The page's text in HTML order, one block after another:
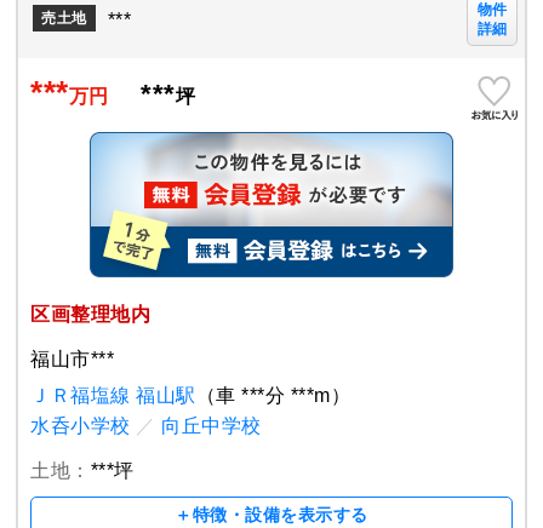
売土地 ***
物件
詳細
***万円 ***坪
区画整理地内
福山市***
ＪＲ福塩線 福山駅
（車 ***分 ***m）
水呑小学校 ／ 向丘中学校
土地： ***坪
＋特徴・設備を表示する